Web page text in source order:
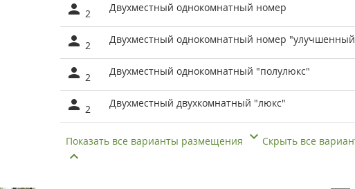
2 Двухместный однокомнатный номер
2 Двухместный однокомнатный номер
2 Двухместный однокомнатный "полулюкс"
2 Двухместный двухкомнатный "люкс"
Показать все варианты размещения Скрыть все